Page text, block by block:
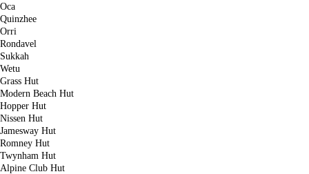
Oca
Quinzhee
Orri
Rondavel
Sukkah
Wetu
Grass Hut
Modern Beach Hut
Hopper Hut
Nissen Hut
Jamesway Hut
Romney Hut
Twynham Hut
Alpine Club Hut